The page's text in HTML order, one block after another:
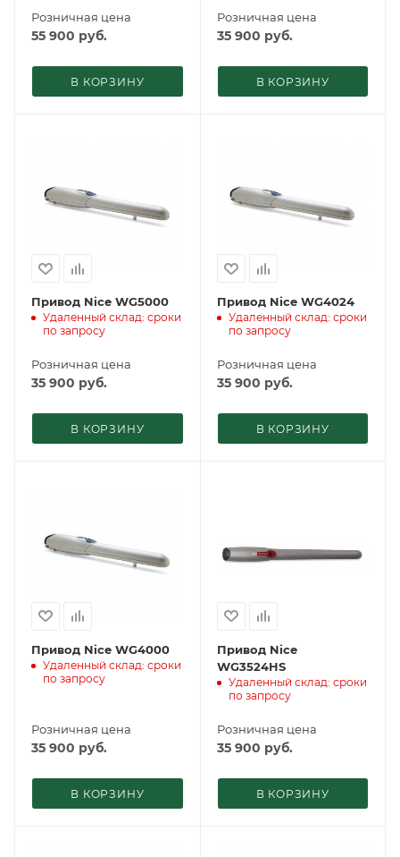
Розничная цена
55 900 руб.
В КОРЗИНУ
Розничная цена
35 900 руб.
В КОРЗИНУ
Привод Nice WG5000
Удаленный склад: сроки
по запросу
Розничная цена
35 900 руб.
В КОРЗИНУ
Привод Nice WG4024
Удаленный склад: сроки
по запросу
Розничная цена
35 900 руб.
В КОРЗИНУ
Привод Nice WG4000
Удаленный склад: сроки
по запросу
Розничная цена
35 900 руб.
В КОРЗИНУ
Привод Nice
WG3524HS
Удаленный склад: сроки
по запросу
Розничная цена
35 900 руб.
В КОРЗИНУ